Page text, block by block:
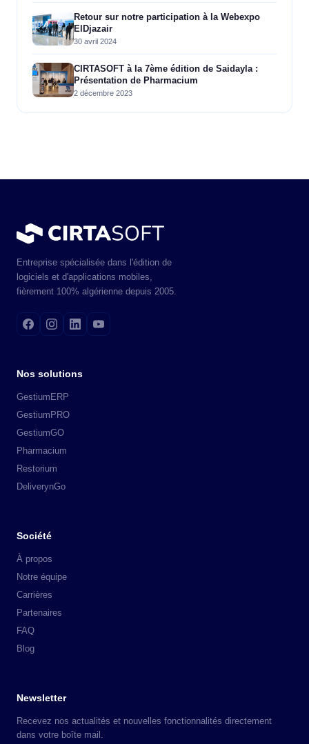
Retour sur notre participation à la Webexpo
ElDjazair
30 avril 2024
CIRTASOFT à la 7ème édition de Saidayla :
Présentation de Pharmacium
2 décembre 2023
Entreprise spécialisée dans l'édition de
logiciels et d'applications mobiles,
fièrement 100% algérienne depuis 2005.
Nos solutions
GestiumERP
GestiumPRO
GestiumGO
Pharmacium
Restorium
DeliverynGo
Société
À propos
Notre équipe
Carrières
Partenaires
FAQ
Blog
Newsletter
Recevez nos actualités et nouvelles fonctionnalités directement
dans votre boîte mail.